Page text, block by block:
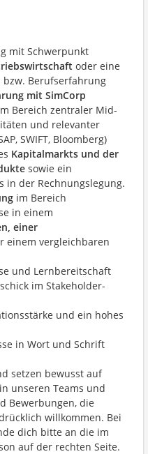
mit Schwerpunkt
oder eine
Berufserfahrung
mit SimCorp
Bereich zentraler Mid-
und relevanter
SWIFT, Bloomberg)
Kapitalmarkts und der
sowie ein
in der Rechnungslegung.
im Bereich
in einem
einer
einem vergleichbaren
und Lernbereitschaft
im Stakeholder-
und ein hohes
in Wort und Schrift
setzen bewusst auf
unseren Teams und
Bewerbungen, die
willkommen. Bei
dich bitte an die im
auf der rechten Seite.